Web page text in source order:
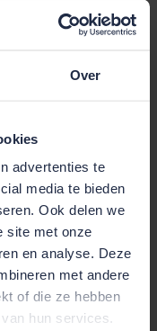
Over
advertenties te
media te bieden
Ook delen we
site met onze
en analyse. Deze
met andere
of die ze hebben
hun services.